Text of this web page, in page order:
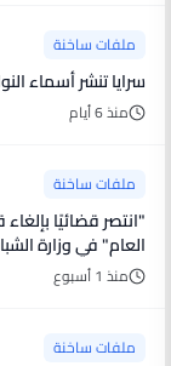
ملفات ساخنة
سرايا تنشر أسماء
منذ 6 أيام
ملفات ساخنة
العام" في وزارة
منذ 1 أسبوع
ملفات ساخنة